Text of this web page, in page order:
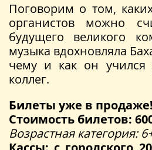
Поговорим о том,
органистов можно
будущего великого
музыка вдохновляла
чему и как он учился
коллег.
Билеты уже в продаже!
Стоимость билетов:
Возрастная категория: